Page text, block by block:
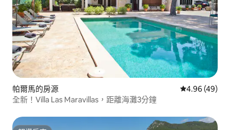
帕爾馬的房源 從 49 則評價
4.96 (49)
全新！Villa Las Maravillas，距離海灘3分鐘